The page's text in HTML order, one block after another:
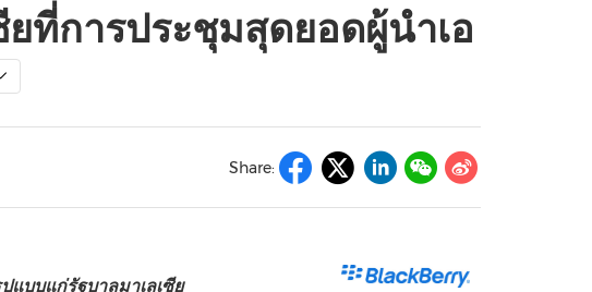
Singapore
Entertainment & Media
& Financing Carbon Neutral
Governance (ESG)
Artificial Intelligence
Cup China International Import Expo
ที่การประชุมสุดยอดผู้นำเอ
Share:
แบบแก่รัฐบาลมาเลเซีย